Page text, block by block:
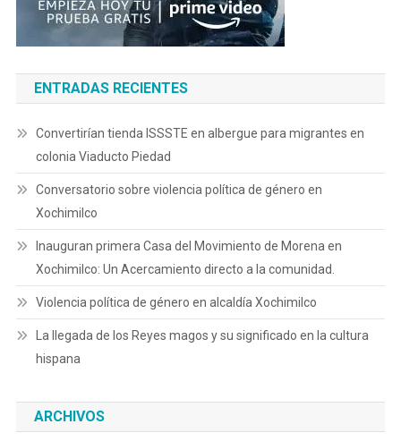
ENTRADAS RECIENTES
Convertirían tienda ISSSTE en albergue para migrantes en
colonia Viaducto Piedad
Conversatorio sobre violencia política de género en
Xochimilco
Inauguran primera Casa del Movimiento de Morena en
Xochimilco: Un Acercamiento directo a la comunidad.
Violencia política de género en alcaldía Xochimilco
La llegada de los Reyes magos y su significado en la cultura
hispana
ARCHIVOS